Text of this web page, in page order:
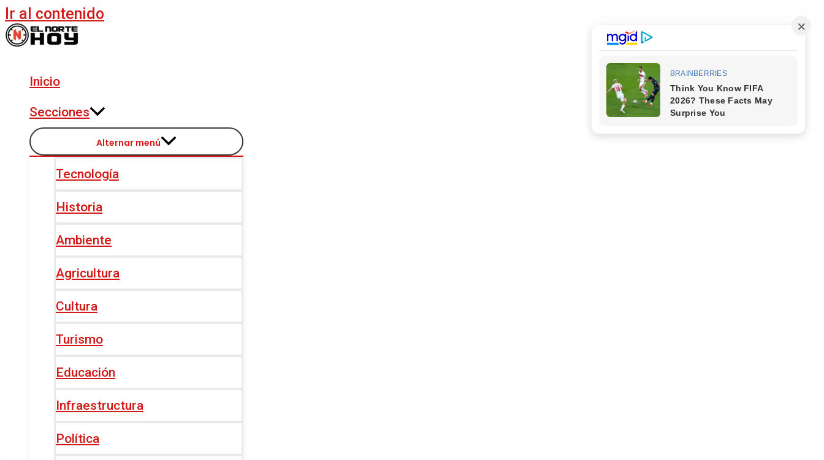
Ir al contenido
Inicio
Secciones
Alternar menú
Tecnología
Historia
Ambiente
Agricultura
Cultura
Turismo
Educación
Infraestructura
Política